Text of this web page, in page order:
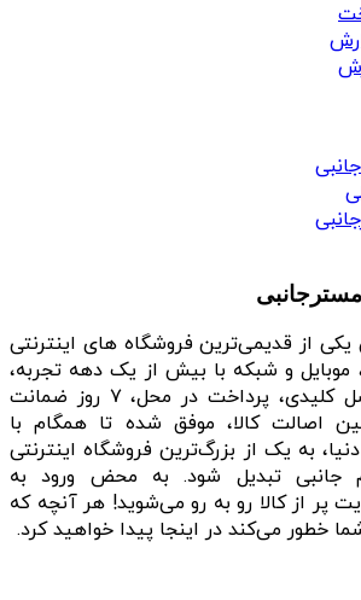
یکی از قدیمی‌ترین فروشگاه های اینترنتی
موبایل و شبکه با بیش از یک دهه تجربه،
با پایبندی به سه اصل کلیدی، پرداخت در محل، ۷ روز ضمانت
اصالت کالا، موفق شده تا همگام با
به یک از بزرگ‌ترین فروشگاه اینترنتی
جانبی تبدیل شود. به محض ورود به
پر از کالا رو به رو می‌شوید! هر آنچه که
خطور می‌کند در اینجا پیدا خواهید کرد.